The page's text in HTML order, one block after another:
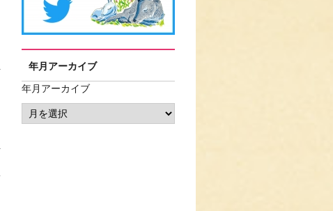
年月アーカイブ
年月アーカイブ